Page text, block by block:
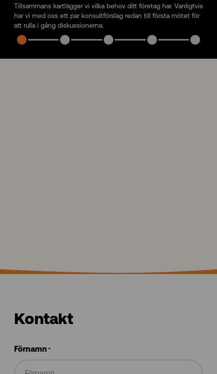
Tillsammans kartlägger vi vilka behov ditt företag har. Vanligtvis
har vi med oss ett par konsultförslag redan till första mötet för
att rulla i gång diskussionerna.
Kontakt
Förnamn *